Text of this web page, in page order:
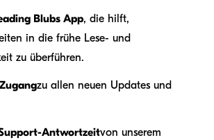
Blubs App, die hilft,
in die frühe Lese- und
zu überführen.
zu allen neuen Updates und
Antwortzeitvon unserem